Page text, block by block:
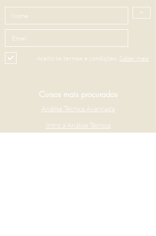
>
Aceito os termos e condições. Saber mais
Cursos mais procurados
Análise Técnica Avançada
Intro à Análise Técnica